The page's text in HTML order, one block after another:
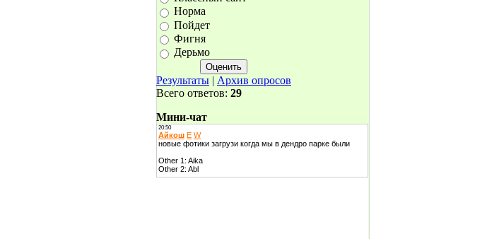
Норма
Пойдет
Фигня
Дерьмо
Результаты | Архив опросов
Всего ответов: 29
Мини-чат